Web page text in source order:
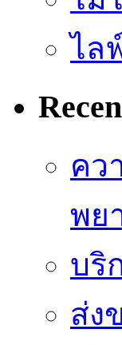
ไล
คว
พย
บริ
ส่ง